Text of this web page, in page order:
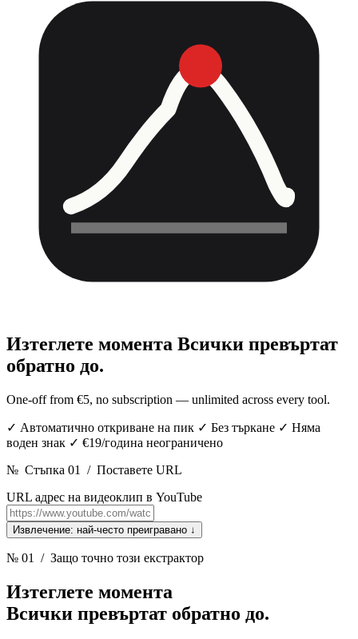
Изтеглете момента Всички превъртат
обратно до.
One-off from €5, no subscription — unlimited across every tool.
✓ Автоматично откриване на пик ✓ Без търкане ✓ Няма
воден знак ✓ €19/година неограничено
№ Стъпка 01 / Поставете URL
URL адрес на видеоклип в YouTube
Извлечение: най-често преигравано ↓
№ 01 / Защо точно този екстрактор
Изтеглете момента
Всички превъртат обратно до.